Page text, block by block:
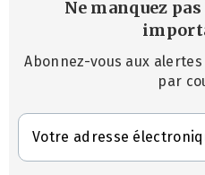
Ne manquez
Abonnez-vous aux
par